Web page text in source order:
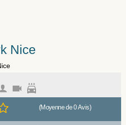
Nice
(Moyenne de 0 Avis)